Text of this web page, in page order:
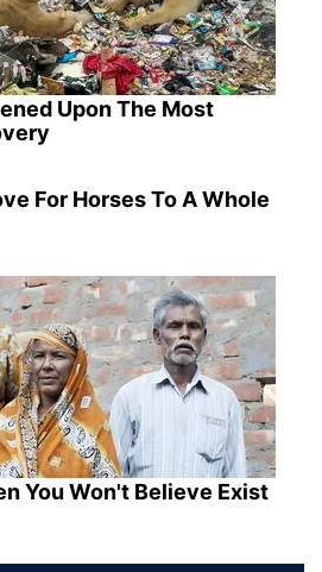
Upon The Most
For Horses To A Whole
You Won't Believe Exist